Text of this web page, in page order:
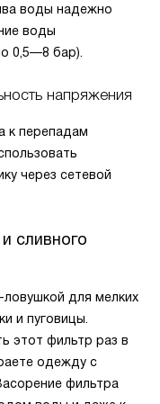
воды надежно
воды
0,5—8 бар).
напряжения
к перепадам
через сетевой
сливного
для мелких
и пуговицы.
этот фильтр раз в
одежду с
фильтра